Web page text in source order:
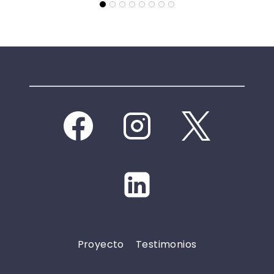
Proyecto Testimonios